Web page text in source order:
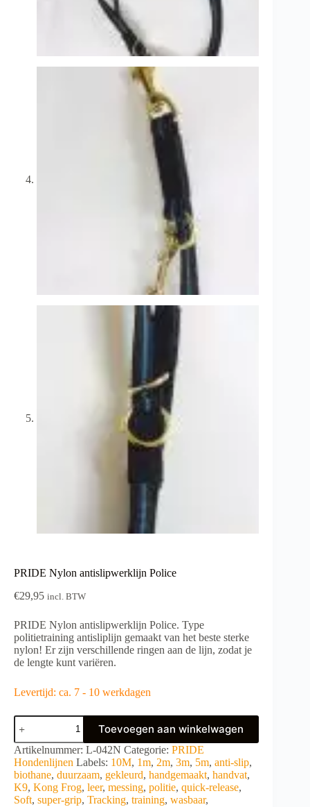
PRIDE Nylon antislipwerklijn Police
€29,95 incl. BTW
PRIDE Nylon antislipwerklijn Police. Type
politietraining antisliplijn gemaakt van het beste sterke
nylon! Er zijn verschillende ringen aan de lijn, zodat je
de lengte kunt variëren.
Levertijd: ca. 7 - 10 werkdagen
PRIDE
Nylon
antislipwerklijn
Police
aantal
Toevoegen aan winkelwagen
A
l
t
e
r
Artikelnummer: L-042N Categorie: PRIDE
Hondenlijnen Labels: 10M, 1m, 2m, 3m, 5m, anti-slip,
biothane, duurzaam, gekleurd, handgemaakt, handvat,
K9, Kong Frog, leer, messing, politie, quick-release,
Soft, super-grip, Tracking, training, wasbaar,